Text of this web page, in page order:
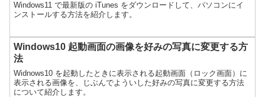
Windows11 で最新版の iTunes をダウンロードして、パソコンにイ
ンストールする方法を紹介します。
Windows10 起動画面の画像を好みの写真に変更する方
法
Widnows10 を起動したときに表示される起動画面（ロック画面）に
表示される画像を、じぶんでよういした好みの写真に変更する方法
について紹介します。